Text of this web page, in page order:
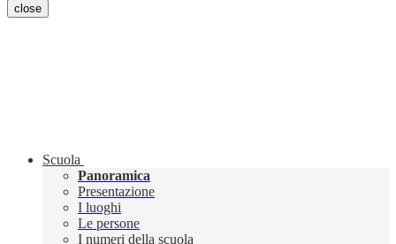
close
Scuola
Panoramica
Presentazione
I luoghi
Le persone
I numeri della scuola